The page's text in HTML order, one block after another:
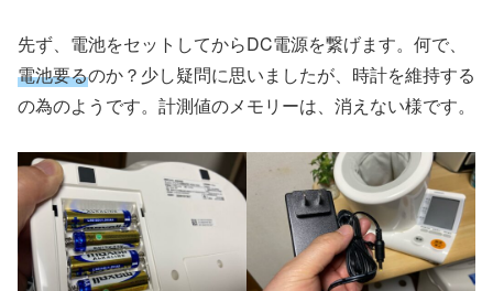
先ず、電池をセットしてからDC電源を繋げます。何で、
電池要るのか？少し疑問に思いましたが、時計を維持する
の為のようです。計測値のメモリーは、消えない様です。